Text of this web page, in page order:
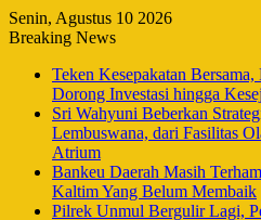
Senin, Agustus 10 2026
Breaking News
Teken Kesepakatan
Dorong Investasi hingga
Sri Wahyuni Beberkan
Lembuswana, dari Fasilitas
Atrium
Bankeu Daerah Masih
Kaltim Yang Belum Membaik
Pilrek Unmul Bergulir Lagi,